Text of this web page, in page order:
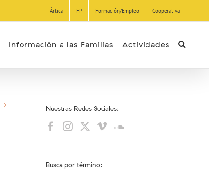
Ártica FP Formación/Empleo Cooperativa
Información a las Familias Actividades
Nuestras Redes Sociales:
Busca por término: